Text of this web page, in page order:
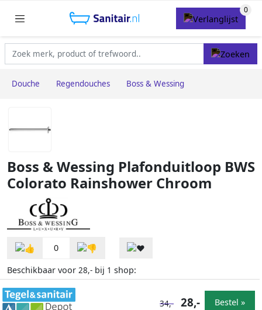
Douche Regendouches Boss & Wessing
Boss & Wessing Plafonduitloop BWS
Colorato Rainshower Chroom
0
Beschikbaar voor 28,- bij 1 shop:
34,- 28,- Bestel »